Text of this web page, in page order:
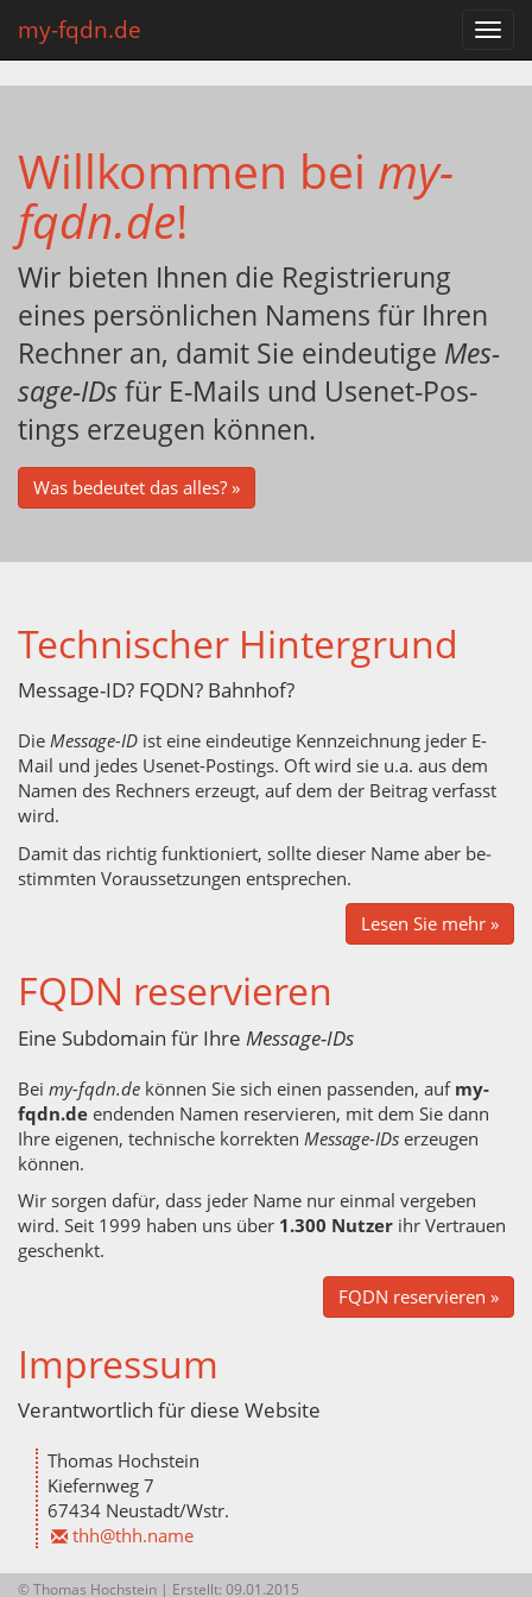
my-fqdn.de
Will­kom­men bei my-​
fqdn.​de!
Wir bie­ten Ihnen die Re­gis­trie­rung
eines per­sön­li­chen Na­mens für Ihren
Rech­ner an, damit Sie ein­deu­ti­ge Mes­
sa­ge-IDs für E-Mails und Use­net-Pos­
tings er­zeu­gen kön­nen.
Was be­deu­tet das alles? »
Tech­ni­scher Hin­ter­grund
Mes­sa­ge-ID? FQDN? Bahn­hof?
Die Mes­sa­ge-ID ist eine ein­deu­ti­ge Kenn­zeich­nung jeder E-
Mail und jedes Use­net-Pos­tings. Oft wird sie u.a. aus dem
Namen des Rech­ners er­zeugt, auf dem der Bei­trag ver­fasst
wird.
Damit das rich­tig funk­tio­niert, soll­te die­ser Name aber be­
stimm­ten Vor­aus­set­zun­gen ent­spre­chen.
Lesen Sie mehr »
FQDN re­ser­vie­ren
Eine Sub­do­main für Ihre Mes­sa­ge-IDs
Bei my-​fqdn.​de kön­nen Sie sich einen pas­sen­den, auf my-​
fqdn.​de en­den­den Namen re­ser­vie­ren, mit dem Sie dann
Ihre ei­ge­nen, tech­ni­sche kor­rek­ten Mes­sa­ge-IDs er­zeu­gen
kön­nen.
Wir sor­gen dafür, dass jeder Name nur ein­mal ver­ge­ben
wird. Seit 1999 haben uns über 1.300 Nut­zer ihr Ver­trau­en
ge­schenkt.
FQDN re­ser­vie­ren »
Im­pres­sum
Ver­ant­wort­lich für diese Web­site
Tho­mas Hoch­stein
Kie­fern­weg 7
67434 Neu­stadt/Wstr.
thh@​thh.​name
© Thomas Hochstein | Erstellt: 09.01.2015